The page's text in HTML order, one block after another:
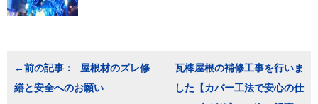
ナ
屋根材のズレ修
繕と安全へのお願い
瓦棒屋根の補修工事を行いま
した【カバー工法で安心の仕